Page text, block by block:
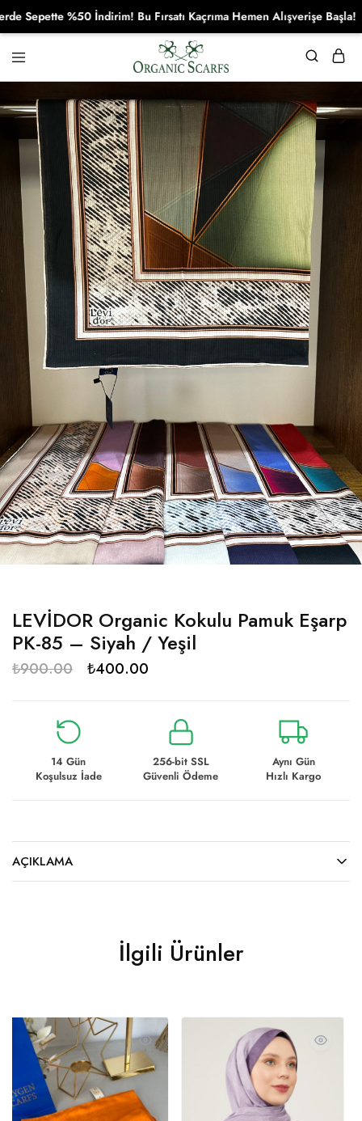
Organikscarf
LEVİDOR Organic Kokulu Pamuk Eşarp
PK-85 – Siyah / Yeşil
₺900.00 ₺400.00
14 Gün
Koşulsuz İade
256-bit SSL
Güvenli Ödeme
Aynı Gün
Hızlı Kargo
AÇIKLAMA
İlgili Ürünler
%50 İndirim! Bu Fırsatı Kaçrıma Hemen Alışverişe Başla!